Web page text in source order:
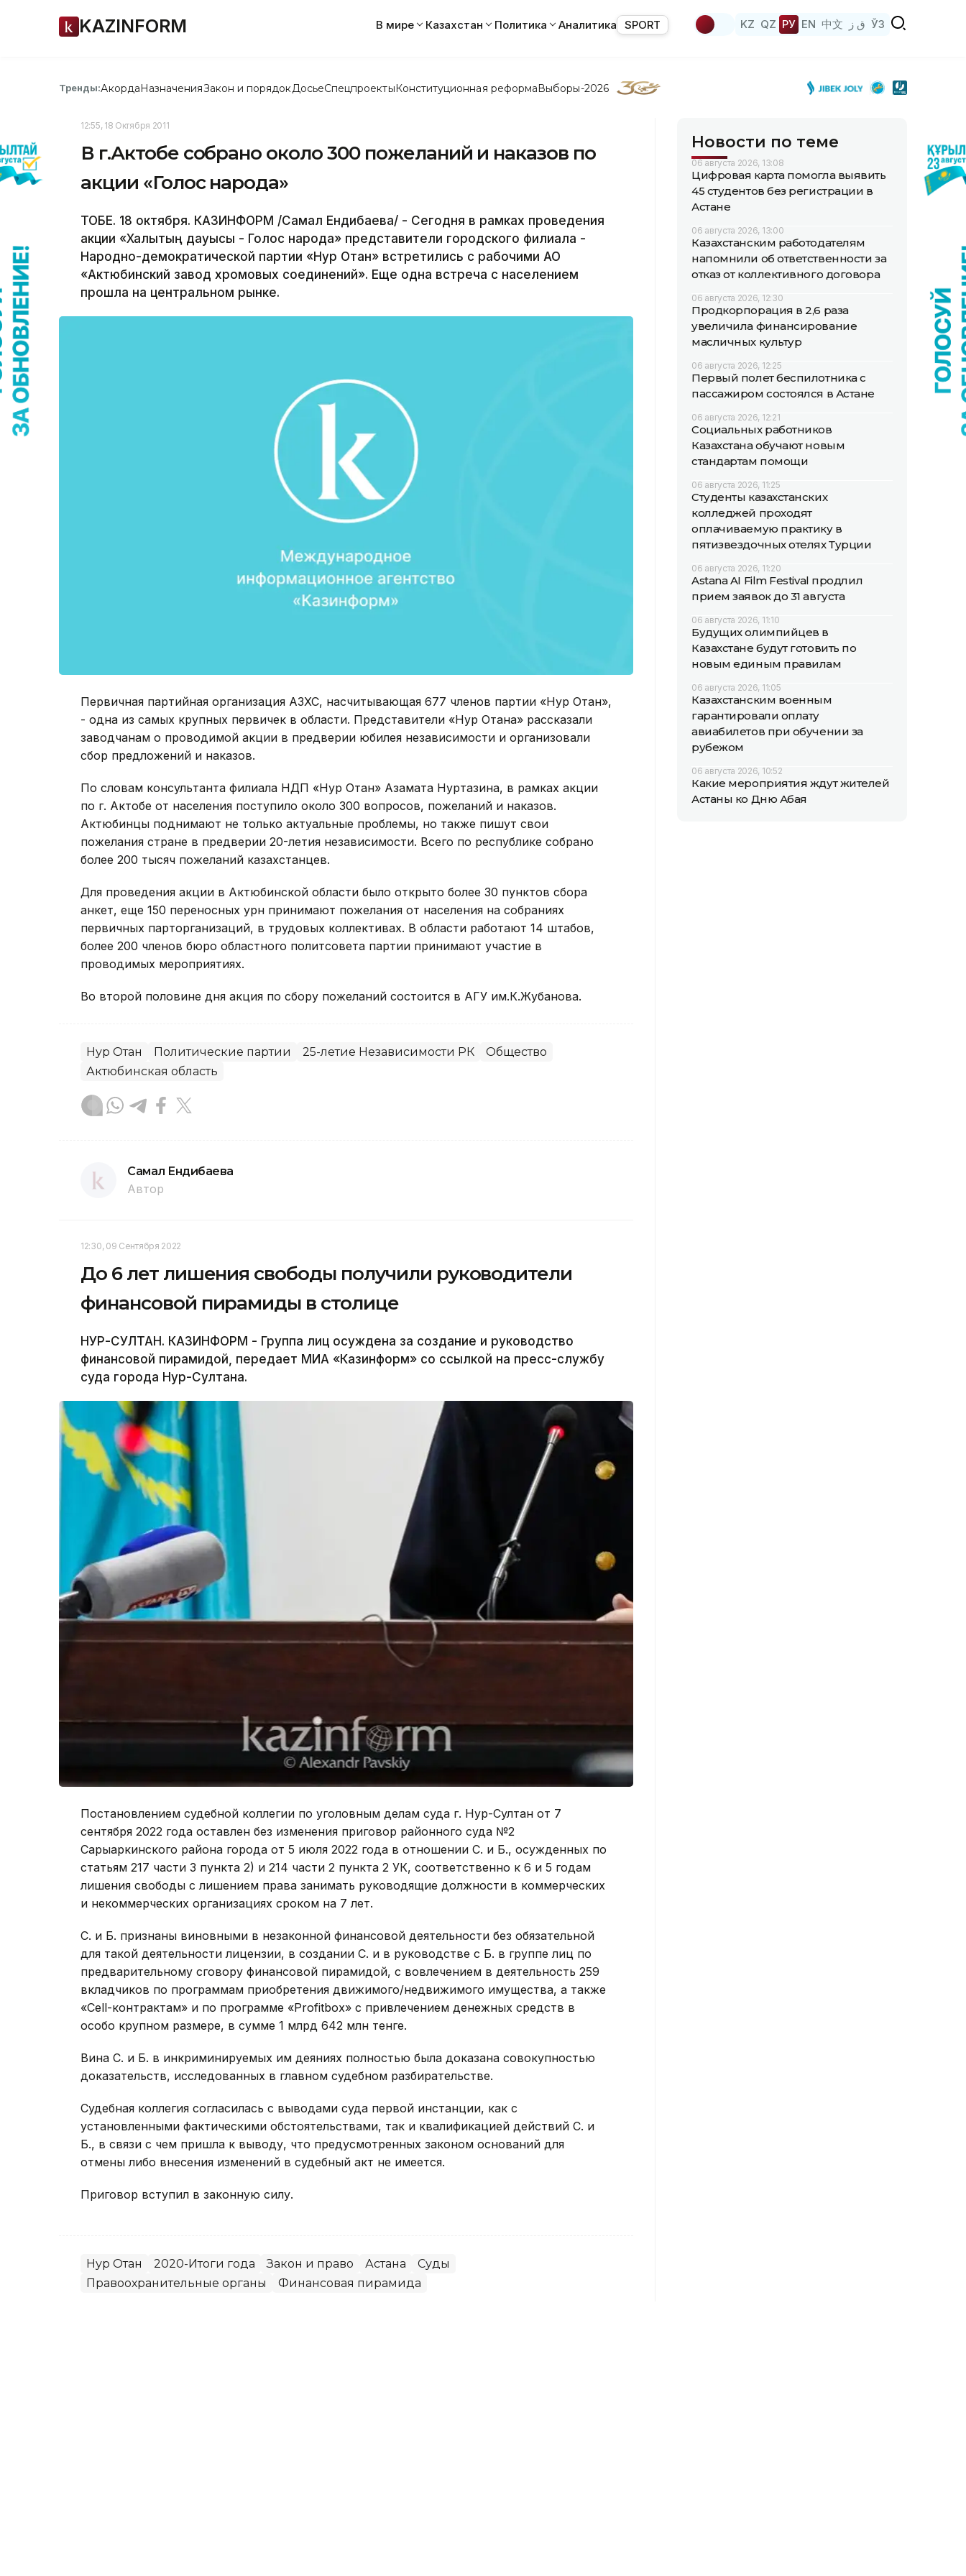
KAZINFORM В мире Казахстан Политика Аналитика SPORT KZ QZ РУ EN 中文 ق ز ЎЗ
Тренды:АкордаНазначенияЗакон и порядок ДосьеСпецпроектыКонституционная реформаВыборы-2026
12:55, 18 Октября 2011
В г.Актобе собрано около 300 пожеланий и наказов по
акции «Голос народа»
ТОБЕ. 18 октября. КАЗИНФОРМ /Самал Ендибаева/ - Сегодня в рамках проведения
акции «Халықтың дауысы - Голос народа» представители городского филиала ­­­­
Народно-демократической партии «Нур Отан» встретились с рабочими АО
«Актюбинский завод хромовых соединений». Еще одна встреча с населением
прошла на центральном рынке.
Первичная партийная организация АЗХС, насчитывающая 677 членов партии «Нур Отан»,
- одна из самых крупных первичек в области. Представители «Нур Отана» рассказали
заводчанам о проводимой акции в предверии юбилея независимости и организовали
сбор предложений и наказов.
По словам консультанта филиала НДП «Нур Отан» Азамата Нуртазина, в рамках акции
по г. Актобе от населения поступило около 300 вопросов, пожеланий и наказов.
Актюбинцы поднимают не только актуальные проблемы, но также пишут свои
пожелания стране в предверии 20-летия независимости. Всего по республике собрано
более 200 тысяч пожеланий казахстанцев.
Для проведения акции в Актюбинской области было открыто более 30 пунктов сбора
анкет, еще 150 переносных урн принимают пожелания от населения на собраниях
первичных парторганизаций, в трудовых коллективах. В области работают 14 штабов,
более 200 членов бюро областного политсовета партии принимают участие в
проводимых мероприятиях.
Во второй половине дня акция по сбору пожеланий состоится в АГУ им.К.Жубанова.
Нур Отан Политические партии 25-летие Независимости РК
Общество
Актюбинская область
Самал Ендибаева
Автор
12:30, 09 Сентября 2022
До 6 лет лишения свободы получили руководители
финансовой пирамиды в столице
НУР-СУЛТАН. КАЗИНФОРМ - Группа лиц осуждена за создание и руководство
финансовой пирамидой, передает МИА «Казинформ» со ссылкой на пресс-службу
суда города Нур-Султана.
Постановлением судебной коллегии по уголовным делам суда г. Нур-Султан от 7
сентября 2022 года оставлен без изменения приговор районного суда №2
Сарыаркинского района города от 5 июля 2022 года в отношении С. и Б., осужденных по
статьям 217 части 3 пункта 2) и 214 части 2 пункта 2 УК, соответственно к 6 и 5 годам
лишения свободы с лишением права занимать руководящие должности в коммерческих
и некоммерческих организациях сроком на 7 лет.
С. и Б. признаны виновными в незаконной финансовой деятельности без обязательной
для такой деятельности лицензии, в создании С. и в руководстве с Б. в группе лиц по
предварительному сговору финансовой пирамидой, с вовлечением в деятельность 259
вкладчиков по программам приобретения движимого/недвижимого имущества, а также
«Cell-контрактам» и по программе «Profitbox» с привлечением денежных средств в
особо крупном размере, в сумме 1 млрд 642 млн тенге.
Вина С. и Б. в инкриминируемых им деяниях полностью была доказана совокупностью
доказательств, исследованных в главном судебном разбирательстве.
Судебная коллегия согласилась с выводами суда первой инстанции, как с
установленными фактическими обстоятельствами, так и квалификацией действий С. и
Б., в связи с чем пришла к выводу, что предусмотренных законом оснований для
отмены либо внесения изменений в судебный акт не имеется.
Приговор вступил в законную силу.
Нур Отан 2020-Итоги года Закон и право Астана
Суды
Правоохранительные органы
Финансовая пирамида
Новости по теме
06 августа 2026, 13:08
Цифровая карта помогла выявить
45 студентов без регистрации в
Астане
06 августа 2026, 13:00
Казахстанским работодателям
напомнили об ответственности за
отказ от коллективного договора
06 августа 2026, 12:30
Продкорпорация в 2,6 раза
увеличила финансирование
масличных культур
06 августа 2026, 12:25
Первый полет беспилотника с
пассажиром состоялся в Астане
06 августа 2026, 12:21
Социальных работников
Казахстана обучают новым
стандартам помощи
06 августа 2026, 11:25
Студенты казахстанских
колледжей проходят
оплачиваемую практику в
пятизвездочных отелях Турции
06 августа 2026, 11:20
Astana AI Film Festival продлил
прием заявок до 31 августа
06 августа 2026, 11:10
Будущих олимпийцев в
Казахстане будут готовить по
новым единым правилам
06 августа 2026, 11:05
Казахстанским военным
гарантировали оплату
авиабилетов при обучении за
рубежом
06 августа 2026, 10:52
Какие мероприятия ждут жителей
Астаны ко Дню Абая